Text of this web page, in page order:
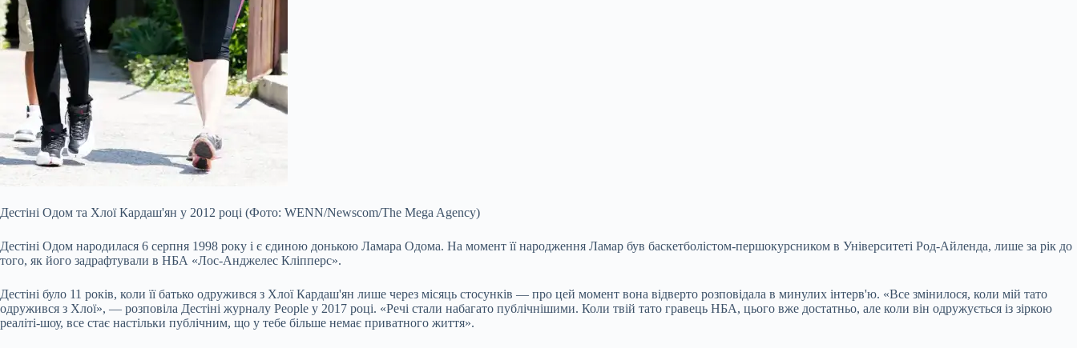
Дестіні Одом та Хлої Кардаш'ян у 2012 році (Фото: WENN/Newscom/The Mega Agency)
Дестіні Одом народилася 6 серпня 1998 року і є єдиною донькою Ламара Одома. На момент її народження Ламар був баскетболістом-першокурсником в Університеті Род-Айленда, лише за рік до
того, як його задрафтували в НБА «Лос-Анджелес Кліпперс».
Дестіні було 11 років, коли її батько одружився з Хлої Кардаш'ян лише через місяць стосунків — про цей момент вона відверто розповідала в минулих інтерв'ю. «Все змінилося, коли мій тато
одружився з Хлої», — розповіла Дестіні журналу People у 2017 році. «Речі стали набагато публічнішими. Коли твій тато гравець НБА, цього вже достатньо, але коли він одружується із зіркою
реаліті-шоу, все стає настільки публічним, що у тебе більше немає приватного життя».